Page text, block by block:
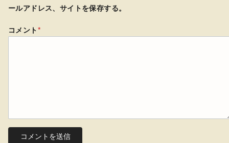
ールアドレス、サイトを保存する。
コメント*